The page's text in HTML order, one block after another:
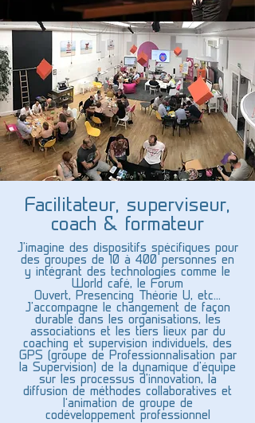
Facilitateur, superviseur,
coach & formateur
J'imagine des dispositifs spécifiques pour
des groupes de 10 à 400 personnes en
y intégrant des technologies comme le
World café, le Forum
Ouvert, Presencing Théorie U, etc...
J'accompagne le changement de façon
durable dans les organisations, les
associations et les tiers lieux par du
coaching et supervision individuels, des
GPS (groupe de Professionnalisation par
la Supervision) de la dynamique d'équipe
sur les processus d'innovation, la
diffusion de méthodes collaboratives et
l’animation de groupe de
codéveloppement professionnel